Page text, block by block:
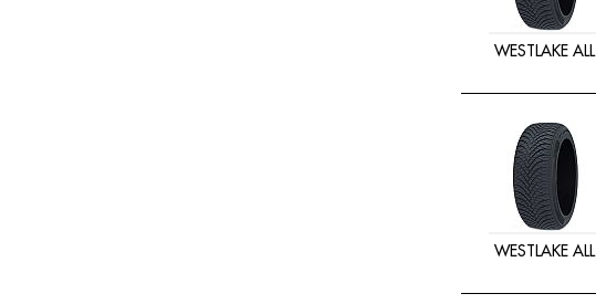
WESTLAKE ALL
WESTLAKE ALL